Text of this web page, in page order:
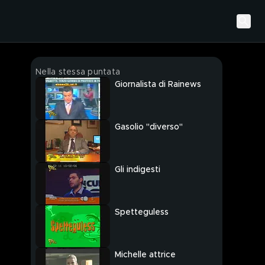
Nella stessa puntata
Giornalista di Rainews
Gasolio "diverso"
Gli indigesti
Spetteguless
Michelle attrice